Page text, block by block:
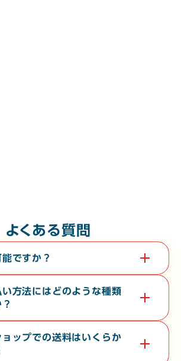
よくある質問
ですか？
済団体等、団体様の工場見学も承っておりま
ら６０分程度の時間で承っております。希望
電話またはお問い合わせフォームよりご連絡
方法にはどのような種類
カード・各種電子マネー・バーコード決済が
ップでの送料はいくらか